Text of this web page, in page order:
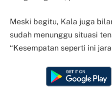
Meski begitu, Kala juga
sudah menunggu situasi
“Kesempatan seperti ini